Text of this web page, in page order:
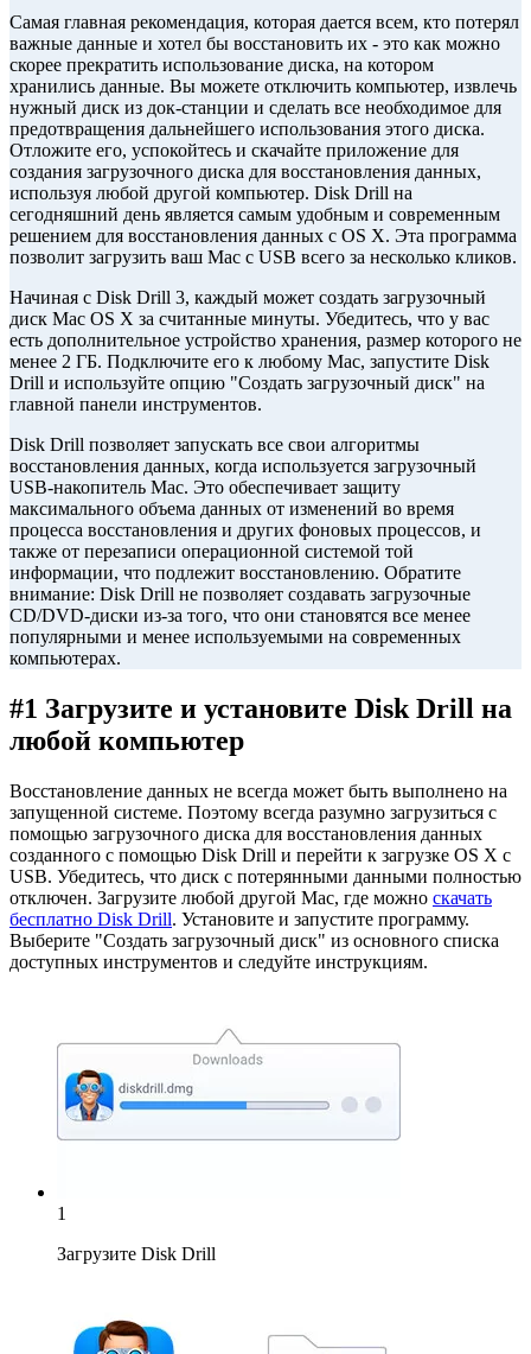
Самая главная рекомендация, которая дается всем, кто потерял
важные данные и хотел бы восстановить их - это как можно
скорее прекратить использование диска, на котором
хранились данные. Вы можете отключить компьютер, извлечь
нужный диск из док-станции и сделать все необходимое для
предотвращения дальнейшего использования этого диска.
Отложите его, успокойтесь и скачайте приложение для
создания загрузочного диска для восстановления данных,
используя любой другой компьютер. Disk Drill на
сегодняшний день является самым удобным и современным
решением для восстановления данных с OS X. Эта программа
позволит загрузить ваш Mac с USB всего за несколько кликов.
Начиная с Disk Drill 3, каждый может создать загрузочный
диск Mac OS X за считанные минуты. Убедитесь, что у вас
есть дополнительное устройство хранения, размер которого не
менее 2 ГБ. Подключите его к любому Mac, запустите Disk
Drill и используйте опцию "Создать загрузочный диск" на
главной панели инструментов.
Disk Drill позволяет запускать все свои алгоритмы
восстановления данных, когда используется загрузочный
USB-накопитель Mac. Это обеспечивает защиту
максимального объема данных от изменений во время
процесса восстановления и других фоновых процессов, и
также от перезаписи операционной системой той
информации, что подлежит восстановлению. Обратите
внимание: Disk Drill не позволяет создавать загрузочные
CD/DVD-диски из-за того, что они становятся все менее
популярными и менее используемыми на современных
компьютерах.
#1 Загрузите и установите Disk Drill на
любой компьютер
Восстановление данных не всегда может быть выполнено на
запущенной системе. Поэтому всегда разумно загрузиться с
помощью загрузочного диска для восстановления данных
созданного с помощью Disk Drill и перейти к загрузке OS X с
USB. Убедитесь, что диск с потерянными данными полностью
отключен. Загрузите любой другой Mac, где можно скачать
бесплатно Disk Drill. Установите и запустите программу.
Выберите "Создать загрузочный диск" из основного списка
доступных инструментов и следуйте инструкциям.
1
Загрузите Disk Drill